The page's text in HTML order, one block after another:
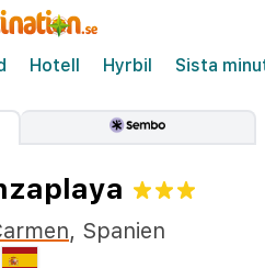
Hotell Hyrbil Sista
, Spanien